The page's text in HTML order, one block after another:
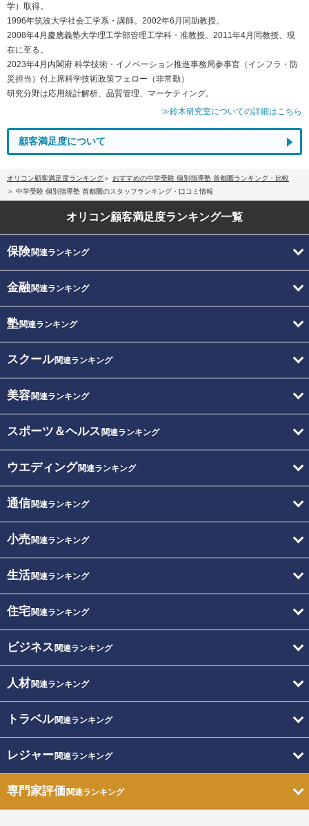
学）取得。
1996年筑波大学社会工学系・講師。2002年6月同助教授。
2008年4月慶應義塾大学理工学部管理工学科・准教授。2011年4月同教授、現
在に至る。
2023年4月内閣府 科学技術・イノベーション推進事務局参事官（インフラ・防
災担当）付上席科学技術政策フェロー（非常勤）
研究分野は応用統計解析、品質管理、マーケティング。
≫鈴木研究室についての詳細はこちら
顧客満足度について
オリコン顧客満足度ランキング
おすすめの中学受験 個別指導塾 首都圏ランキング・比較
中学受験 個別指導塾 首都圏のスタッフランキング・口コミ情報
オリコン顧客満足度ランキング一覧
保険関連ランキング
金融関連ランキング
塾関連ランキング
スクール関連ランキング
美容関連ランキング
スポーツ＆ヘルス 関連ランキング
ウエディング関連ランキング
通信関連ランキング
小売関連ランキング
生活関連ランキング
住宅関連ランキング
ビジネス 関連ランキング
人材関連ランキング
トラベル関連ランキング
レジャー関連ランキング
専門家評価関連ランキング